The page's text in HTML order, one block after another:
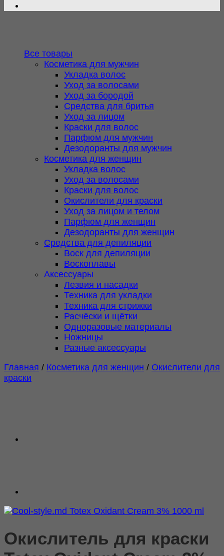
Все товары
Косметика для мужчин
Укладка волос
Уход за волосами
Уход за бородой
Средства для бритья
Уход за лицом
Краски для волос
Парфюм для мужчин
Дезодоранты для мужчин
Косметика для женщин
Укладка волос
Уход за волосами
Краски для волос
Окислители для краски
Уход за лицом и телом
Парфюм для женщин
Дезодоранты для женщин
Средства для депиляции
Воск для депиляции
Воскоплавы
Аксессуары
Лезвия и насадки
Техника для укладки
Техника для стрижки
Расчёски и щётки
Одноразовые материалы
Ножницы
Разные аксессуары
Главная / Косметика для женщин / Окислители для
краски
Окислитель для краски